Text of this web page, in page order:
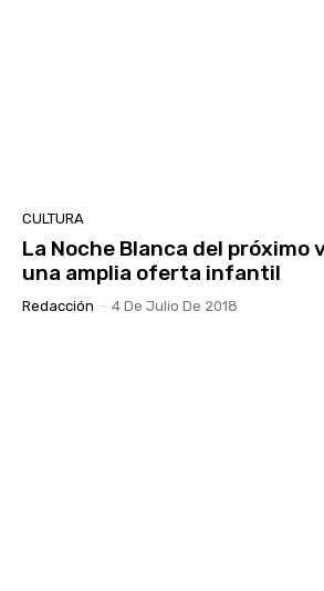
CULTURA
La Noche Blanca del próximo
una amplia oferta infantil
Redacción - 4 De Julio De 2018